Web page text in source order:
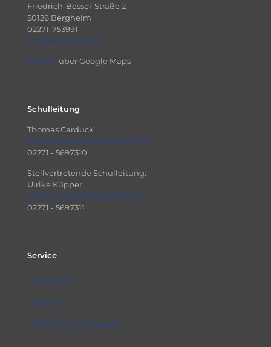
Friedrich-Bessel-Straße 2
50126 Bergheim
02271-753991
snr@bergheim.de
Anfahrt über Google Maps
Schulleitung
Thomas Carduck
thomas.carduck@bergheim.de
02271 - 5697310
Stellvertretende Schulleitung:
Ulrike Küpper
ulrike.kuepper@bergheim.de
02271 - 5697311
Service
Impressum
Kontakt
Datenschutzerklärung